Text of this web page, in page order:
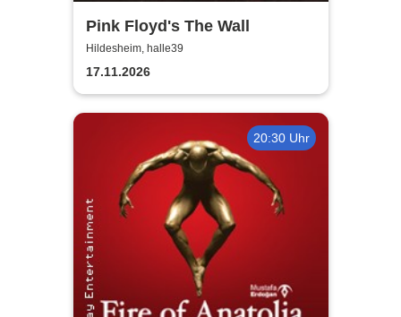
Pink Floyd's The Wall
Hildesheim, halle39
17.11.2026
20:30 Uhr